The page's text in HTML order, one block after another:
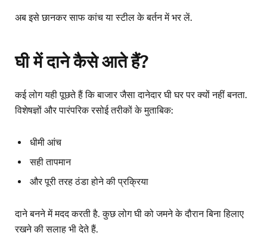
अब इसे छानकर साफ कांच या स्टील के बर्तन में भर लें.
घी में दाने कैसे आते हैं?
कई लोग यही पूछते हैं कि बाजार जैसा दानेदार घी घर पर क्यों नहीं बनता.
विशेषज्ञों और पारंपरिक रसोई तरीकों के मुताबिक:
धीमी आंच
सही तापमान
और पूरी तरह ठंडा होने की प्रक्रिया
दाने बनने में मदद करती है. कुछ लोग घी को जमने के दौरान बिना हिलाए
रखने की सलाह भी देते हैं.